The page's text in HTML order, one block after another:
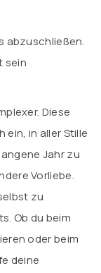
abzuschließen.
sein
Diese
ein, in aller Stille
Jahr zu
Vorliebe.
zu
Ob du beim
oder beim
deine